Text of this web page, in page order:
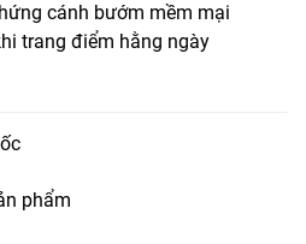
cánh bướm mềm mại
trang điểm hằng ngày
phẩm